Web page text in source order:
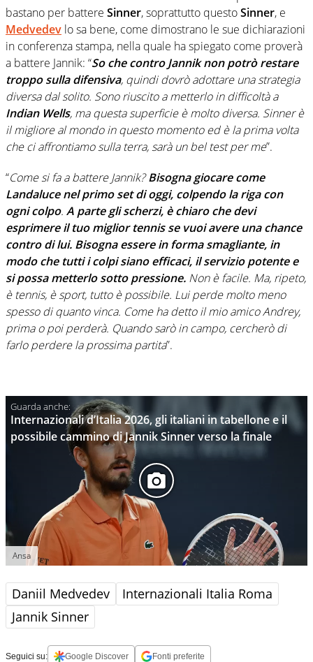
bastano per battere Sinner, soprattutto questoSinner, e
Medvedev lo sa bene, come dimostrano le sue dichiarazioni
in conferenza stampa, nella quale ha spiegato come proverà
a battere Jannik: “So che contro Jannik non potrò restare
troppo sulla difensiva, quindi dovrò adottare una strategia
diversa dal solito. Sono riuscito a metterlo in difficoltà a
Indian Wells, ma questa superficie è molto diversa. Sinner è
il migliore al mondo in questo momento ed è la prima volta
che ci affrontiamo sulla terra, sarà un bel test per me”.
“Come si fa a battere Jannik?Bisogna giocare come
Landaluce nel primo set di oggi, colpendo la riga con
ogni colpo. A parte gli scherzi, è chiaro che devi
esprimere il tuo miglior tennis se vuoi avere una chance
contro di lui. Bisogna essere in forma smagliante, in
modo che tutti i colpi siano efficaci, il servizio potente e
si possa metterlo sotto pressione. Non è facile. Ma, ripeto,
è tennis, è sport, tutto è possibile. Lui perde molto meno
spesso di quanto vinca. Come ha detto il mio amico Andrey,
prima o poi perderà. Quando sarò in campo, cercherò di
farlo perdere la prossima partita”.
Internazionali d’Italia 2026, gli italiani in tabellone e il
possibile cammino di Jannik Sinner verso la finale
Ansa
Daniil Medvedev
Internazionali Italia Roma
Jannik Sinner
Seguici su: Google Discover Fonti preferite